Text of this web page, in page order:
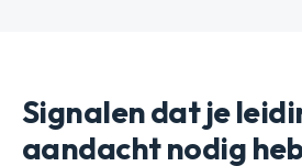
Signalen dat je
aandacht nodig